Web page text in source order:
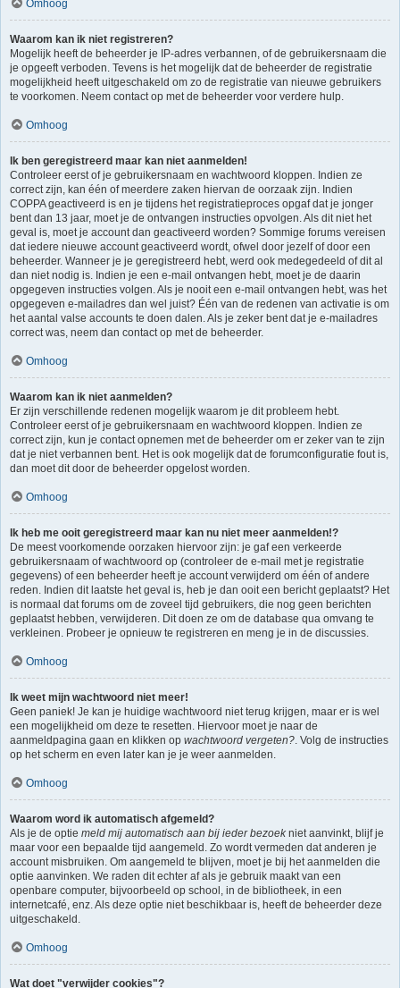
Omhoog
Waarom kan ik niet registreren?
Mogelijk heeft de beheerder je IP-adres verbannen, of de gebruikersnaam die
je opgeeft verboden. Tevens is het mogelijk dat de beheerder de registratie
mogelijkheid heeft uitgeschakeld om zo de registratie van nieuwe gebruikers
te voorkomen. Neem contact op met de beheerder voor verdere hulp.
Omhoog
Ik ben geregistreerd maar kan niet aanmelden!
Controleer eerst of je gebruikersnaam en wachtwoord kloppen. Indien ze
correct zijn, kan één of meerdere zaken hiervan de oorzaak zijn. Indien
COPPA geactiveerd is en je tijdens het registratieproces opgaf dat je jonger
bent dan 13 jaar, moet je de ontvangen instructies opvolgen. Als dit niet het
geval is, moet je account dan geactiveerd worden? Sommige forums vereisen
dat iedere nieuwe account geactiveerd wordt, ofwel door jezelf of door een
beheerder. Wanneer je je geregistreerd hebt, werd ook medegedeeld of dit al
dan niet nodig is. Indien je een e-mail ontvangen hebt, moet je de daarin
opgegeven instructies volgen. Als je nooit een e-mail ontvangen hebt, was het
opgegeven e-mailadres dan wel juist? Één van de redenen van activatie is om
het aantal valse accounts te doen dalen. Als je zeker bent dat je e-mailadres
correct was, neem dan contact op met de beheerder.
Omhoog
Waarom kan ik niet aanmelden?
Er zijn verschillende redenen mogelijk waarom je dit probleem hebt.
Controleer eerst of je gebruikersnaam en wachtwoord kloppen. Indien ze
correct zijn, kun je contact opnemen met de beheerder om er zeker van te zijn
dat je niet verbannen bent. Het is ook mogelijk dat de forumconfiguratie fout is,
dan moet dit door de beheerder opgelost worden.
Omhoog
Ik heb me ooit geregistreerd maar kan nu niet meer aanmelden!?
De meest voorkomende oorzaken hiervoor zijn: je gaf een verkeerde
gebruikersnaam of wachtwoord op (controleer de e-mail met je registratie
gegevens) of een beheerder heeft je account verwijderd om één of andere
reden. Indien dit laatste het geval is, heb je dan ooit een bericht geplaatst? Het
is normaal dat forums om de zoveel tijd gebruikers, die nog geen berichten
geplaatst hebben, verwijderen. Dit doen ze om de database qua omvang te
verkleinen. Probeer je opnieuw te registreren en meng je in de discussies.
Omhoog
Ik weet mijn wachtwoord niet meer!
Geen paniek! Je kan je huidige wachtwoord niet terug krijgen, maar er is wel
een mogelijkheid om deze te resetten. Hiervoor moet je naar de
aanmeldpagina gaan en klikken op wachtwoord vergeten?. Volg de instructies
op het scherm en even later kan je je weer aanmelden.
Omhoog
Waarom word ik automatisch afgemeld?
Als je de optie meld mij automatisch aan bij ieder bezoekniet aanvinkt, blijf je
maar voor een bepaalde tijd aangemeld. Zo wordt vermeden dat anderen je
account misbruiken. Om aangemeld te blijven, moet je bij het aanmelden die
optie aanvinken. We raden dit echter af als je gebruik maakt van een
openbare computer, bijvoorbeeld op school, in de bibliotheek, in een
internetcafé, enz. Als deze optie niet beschikbaar is, heeft de beheerder deze
uitgeschakeld.
Omhoog
Wat doet "verwijder cookies"?